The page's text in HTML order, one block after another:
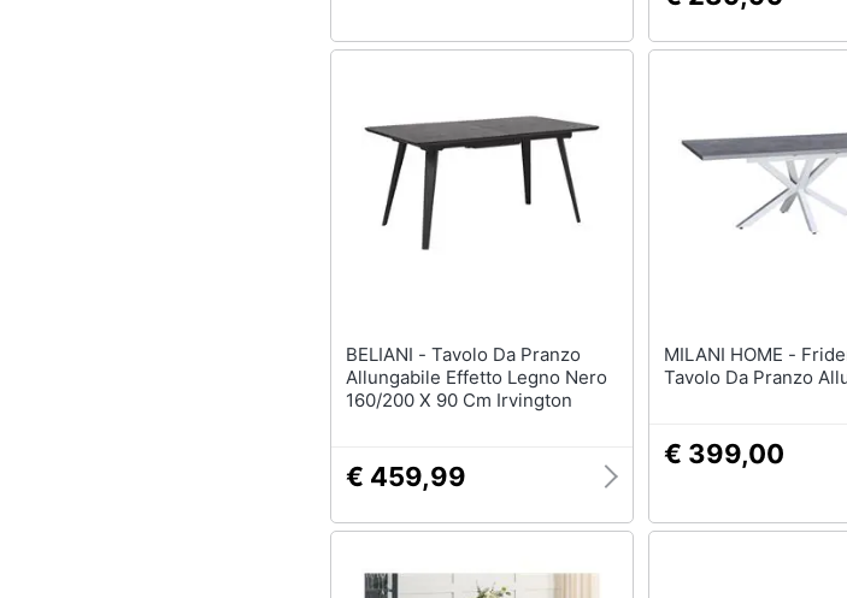
BELIANI - Tavolo Da Pranzo
Allungabile Effetto Legno Nero
160/200 X 90 Cm Irvington
€ 459,99
MILANI HOME - Fridericus -
Tavolo Da Pranzo
€ 399,00